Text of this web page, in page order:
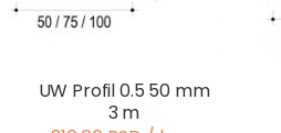
UW Profil 0.5 50 mm
3 m